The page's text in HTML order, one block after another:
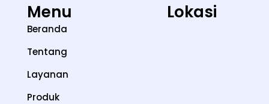
Menu
Beranda
Tentang
Layanan
Produk
Lokasi